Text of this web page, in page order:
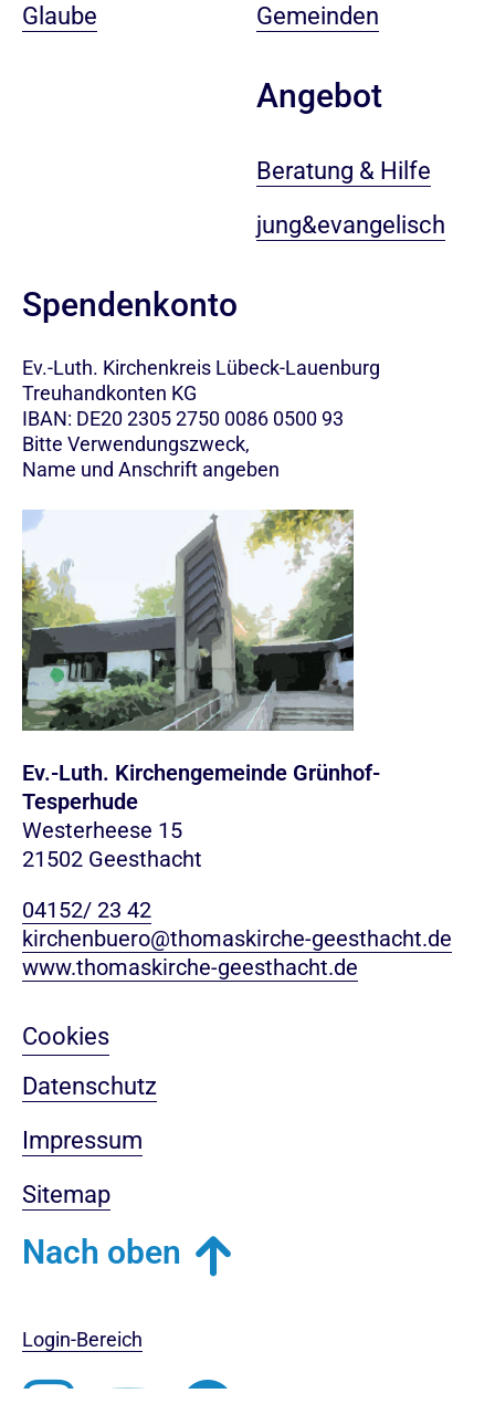
Glaube
Gemeinden
Angebot
Beratung & Hilfe
jung&evangelisch
Spendenkonto
Ev.-Luth. Kirchenkreis Lübeck-Lauenburg
Treuhandkonten KG
IBAN: DE20 2305 2750 0086 0500 93
Bitte Verwendungszweck,
Name und Anschrift angeben
Ev.-Luth. Kirchengemeinde Grünhof-
Tesperhude
Westerheese 15
21502 Geesthacht
04152/ 23 42
kirchenbuero@thomaskirche-geesthacht.de
www.thomaskirche-geesthacht.de
Cookies
Datenschutz
Impressum
Sitemap
Nach oben
Login-Bereich